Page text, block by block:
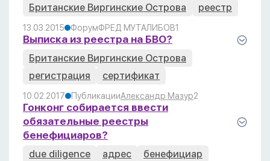
Британские Виргинские Острова
реестр
13.03.2015 ФорумФРЕД МУТАЛИБОВ1
Выписка из реестра на БВО?
Британские Виргинские Острова
регистрация
сертификат
10.02.2017 ПубликацииАлександр Мазур2
Гонконг собирается ввести
обязательные реестры
бенефициаров?
due diligence адрес
бенефициар